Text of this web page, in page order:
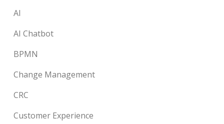
AI
AI Chatbot
BPMN
Change Management
CRC
Customer Experience